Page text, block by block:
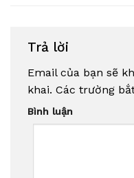
Trả lời
Email của bạn sẽ
khai. Các trường
Bình luận